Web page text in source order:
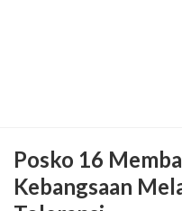
Posko 16
Kebangsaan